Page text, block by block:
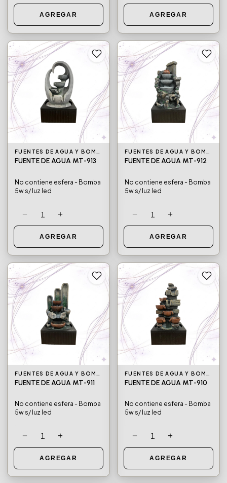
AGREGAR AGREGAR
FUENTES DE AGUA Y BOMBAS DE AGUA
FUENTE DE AGUA MT-913
No contiene esfera - Bomba
5w s/ luz led
− 1 +
AGREGAR
FUENTES DE AGUA Y BOMBAS DE AGUA
FUENTE DE AGUA MT-912
No contiene esfera - Bomba
5w s/ luz led
− 1 +
AGREGAR
FUENTES DE AGUA Y BOMBAS DE AGUA
FUENTE DE AGUA MT-911
No contiene esfera - Bomba
5w s/ luz led
− 1 +
AGREGAR
FUENTES DE AGUA Y BOMBAS DE AGUA
FUENTE DE AGUA MT-910
No contiene esfera - Bomba
5w s/ luz led
− 1 +
AGREGAR